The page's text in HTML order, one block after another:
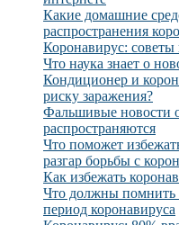
Какие домашние
распространения
Коронавирус: советы
Что наука знает о
Кондиционер и
риску заражения?
Фальшивые новости
распространяются
Что поможет
разгар борьбы с
Как избежать
Что должны помнить
период коронавируса